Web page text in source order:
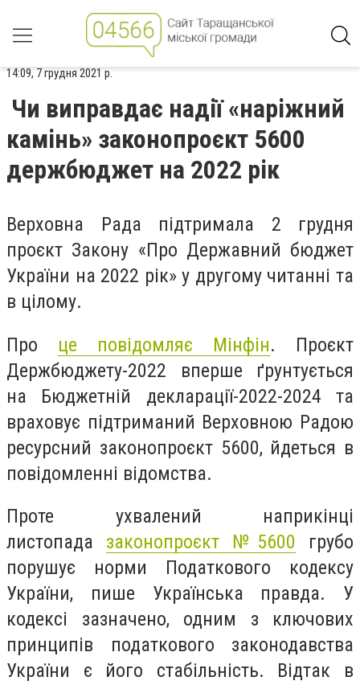
14:09, 7 грудня 2021 р.
Чи виправдає надії «наріжний
камінь» законопроєкт 5600
держбюджет на 2022 рік
Верховна Рада підтримала 2 грудня
проєкт Закону «Про Державний бюджет
України на 2022 рік» у другому читанні та
в цілому.
Про це повідомляє Мінфін. Проєкт
Держбюджету-2022 вперше ґрунтується
на Бюджетній декларації-2022-2024 та
враховує підтриманий Верховною Радою
ресурсний законопроєкт 5600, йдеться в
повідомленні відомства.
Проте ухвалений наприкінці
листопада законопроєкт №5600 грубо
порушує норми Податкового кодексу
України, пише Українська правда. У
кодексі зазначено, одним з ключових
принципів податкового законодавства
України є його стабільність. Відтак в